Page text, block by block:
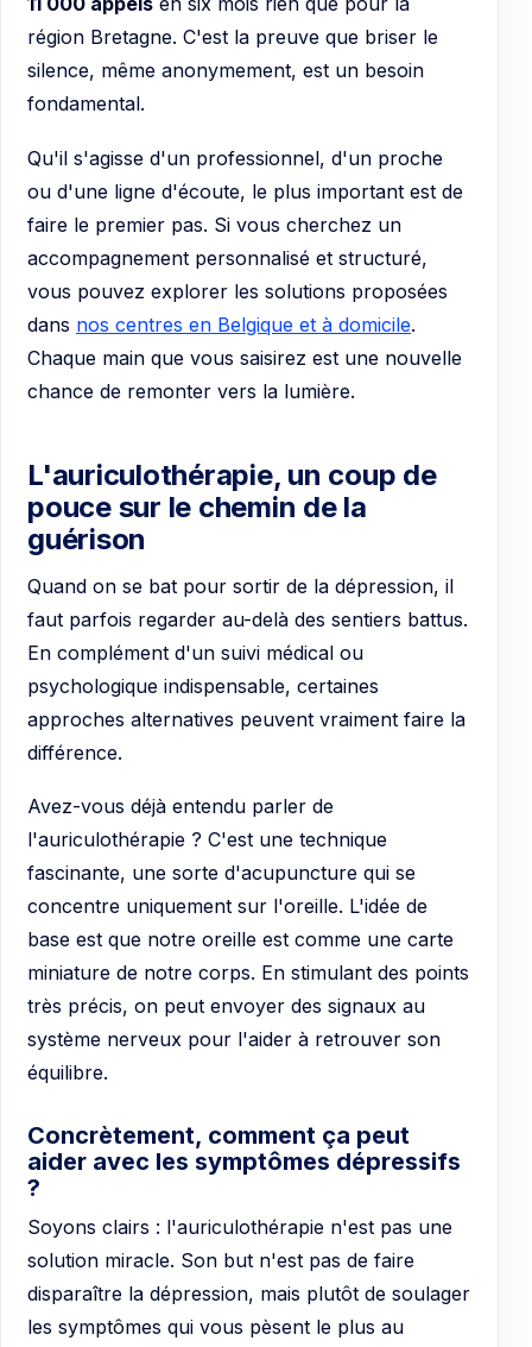
région Bretagne. C'est la preuve que briser le
silence, même anonymement, est un besoin
fondamental.
Qu'il s'agisse d'un professionnel, d'un proche
ou d'une ligne d'écoute, le plus important est de
faire le premier pas. Si vous cherchez un
accompagnement personnalisé et structuré,
vous pouvez explorer les solutions proposées
dans nos centres en Belgique et à domicile.
Chaque main que vous saisirez est une nouvelle
chance de remonter vers la lumière.
L'auriculothérapie, un coup de
pouce sur le chemin de la
guérison
Quand on se bat pour sortir de la dépression, il
faut parfois regarder au-delà des sentiers battus.
En complément d'un suivi médical ou
psychologique indispensable, certaines
approches alternatives peuvent vraiment faire la
différence.
Avez-vous déjà entendu parler de
l'auriculothérapie ? C'est une technique
fascinante, une sorte d'acupuncture qui se
concentre uniquement sur l'oreille. L'idée de
base est que notre oreille est comme une carte
miniature de notre corps. En stimulant des points
très précis, on peut envoyer des signaux au
système nerveux pour l'aider à retrouver son
équilibre.
Concrètement, comment ça peut
aider avec les symptômes dépressifs
?
Soyons clairs : l'auriculothérapie n'est pas une
solution miracle. Son but n'est pas de faire
disparaître la dépression, mais plutôt de soulager
les symptômes qui vous pèsent le plus au